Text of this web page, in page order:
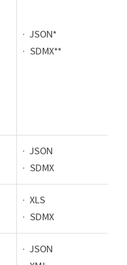
JSON*
SDMX**
JSON
SDMX
XLS
SDMX
JSON